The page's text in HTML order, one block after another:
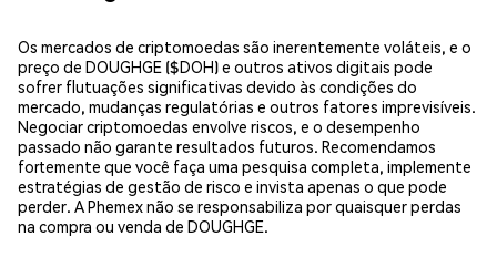
Os mercados de criptomoedas são inerentemente voláteis, e o
preço de DOUGHGE ($DOH) e outros ativos digitais pode
sofrer flutuações significativas devido às condições do
mercado, mudanças regulatórias e outros fatores imprevisíveis.
Negociar criptomoedas envolve riscos, e o desempenho
passado não garante resultados futuros. Recomendamos
fortemente que você faça uma pesquisa completa, implemente
estratégias de gestão de risco e invista apenas o que pode
perder. A Phemex não se responsabiliza por quaisquer perdas
na compra ou venda de DOUGHGE.